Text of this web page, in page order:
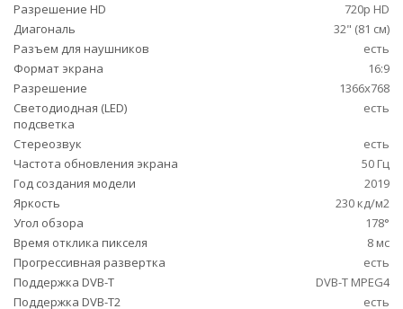
Разрешение HD
720p HD
Диагональ
32" (81 см)
Разъем для наушников
есть
Формат экрана
16:9
Разрешение
1366x768
Светодиодная (LED)
подсветка
есть
Стереозвук
есть
Частота обновления экрана
50 Гц
Год создания модели
2019
Яркость
230 кд/м2
Угол обзора
178°
Время отклика пикселя
8 мс
Прогрессивная развертка
есть
Поддержка DVB-T
DVB-T MPEG4
Поддержка DVB-T2
есть